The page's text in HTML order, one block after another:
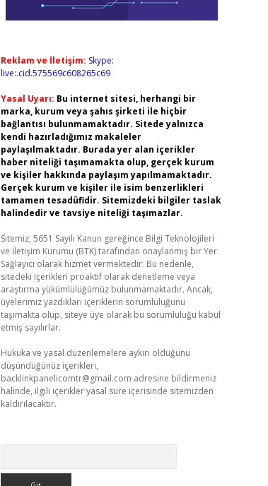
Reklam ve İletişim: Skype:
live:.cid.575569c608265c69
Yasal Uyarı: Bu internet sitesi, herhangi bir
marka, kurum veya şahıs şirketi ile hiçbir
bağlantısı bulunmamaktadır. Sitede yalnızca
kendi hazırladığımız makaleler
paylaşılmaktadır. Burada yer alan içerikler
haber niteliği taşımamakta olup, gerçek kurum
ve kişiler hakkında paylaşım yapılmamaktadır.
Gerçek kurum ve kişiler ile isim benzerlikleri
tamamen tesadüfidir. Sitemizdeki bilgiler taslak
halindedir ve tavsiye niteliği taşımazlar.
Sitemiz, 5651 Sayılı Kanun gereğince Bilgi Teknolojileri
ve İletişim Kurumu (BTK) tarafından onaylanmış bir Yer
Sağlayıcı olarak hizmet vermektedir. Bu nedenle,
sitedeki içerikleri proaktif olarak denetleme veya
araştırma yükümlülüğümüz bulunmamaktadır. Ancak,
üyelerimiz yazdıkları içeriklerin sorumluluğunu
taşımakta olup, siteye üye olarak bu sorumluluğu kabul
etmiş sayılırlar.
Hukuka ve yasal düzenlemelere aykırı olduğunu
düşündüğünüz içerikleri,
backlinkpanelicomtr@gmail.com adresine bildirmeniz
halinde, ilgili içerikler yasal süre içerisinde sitemizden
kaldırılacaktır.